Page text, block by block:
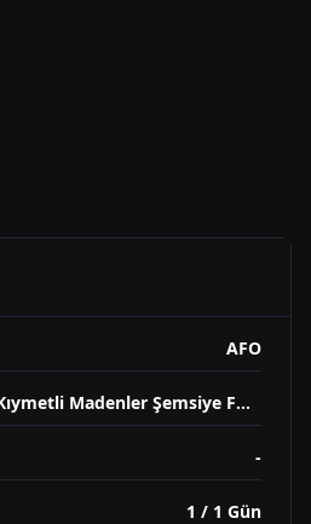
AFO
Kıymetli Madenler Şemsiye Fonu
-
1 / 1 Gün